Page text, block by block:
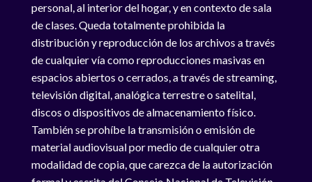
personal, al interior del hogar, y en contexto de sala
de clases. Queda totalmente prohibida la
distribución y reproducción de los archivos a través
de cualquier vía como reproducciones masivas en
espacios abiertos o cerrados, a través de streaming,
televisión digital, analógica terrestre o satelital,
discos o dispositivos de almacenamiento físico.
También se prohíbe la transmisión o emisión de
material audiovisual por medio de cualquier otra
modalidad de copia, que carezca de la autorización